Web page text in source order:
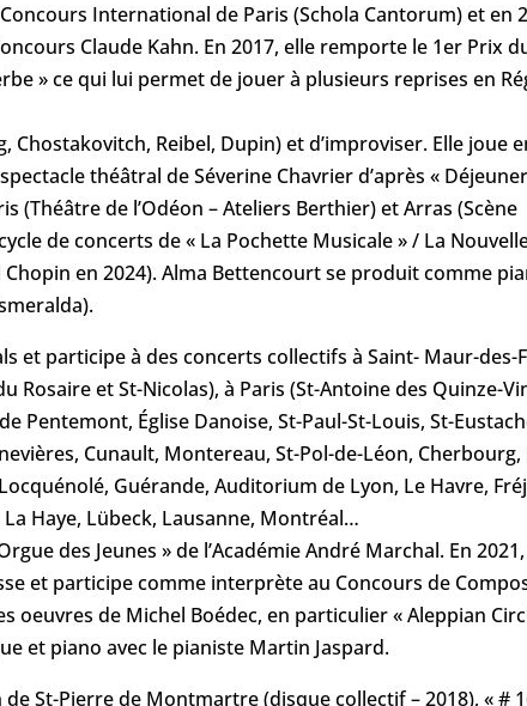
International de Paris (Schola Cantorum) et en
Claude Kahn. En 2017, elle remporte le 1er Prix
» ce qui lui permet de jouer à plusieurs reprises en
Chostakovitch, Reibel, Dupin) et d’improviser. Elle joue
théâtral de Séverine Chavrier d’après «
(Théâtre de l’Odéon – Ateliers Berthier) et Arras (Scène
de concerts de « La Pochette Musicale » / La
en 2024). Alma Bettencourt se produit comme
et participe à des concerts collectifs à Saint- Maur-des-
Rosaire et St-Nicolas), à Paris (St-Antoine des Quinze-
Pentemont, Église Danoise, St-Paul-St-Louis, St-
Cunault, Montereau, St-Pol-de-Léon,
Guérande, Auditorium de Lyon, Le Havre,
Haye, Lübeck, Lausanne, Montréal…
des Jeunes » de l’Académie André Marchal. En
et participe comme interprète au Concours de
oeuvres de Michel Boédec, en particulier « Aleppian
et piano avec le pianiste Martin Jaspard.
St-Pierre de Montmartre (disque collectif – 2018), « #